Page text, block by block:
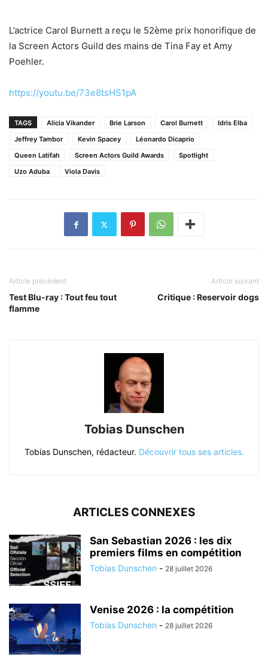
L’actrice Carol Burnett a reçu le 52ème prix honorifique de
la Screen Actors Guild des mains de Tina Fay et Amy
Poehler.
https://youtu.be/73e8tsHS1pA
TAGS Alicia Vikander Brie Larson Carol Burnett
Idris Elba
Jeffrey Tambor
Kevin Spacey
Léonardo Dicaprio
Queen Latifah
Screen Actors Guild Awards
Spotlight
Uzo Aduba
Viola Davis
Article précédent
Test Blu-ray : Tout feu tout
flamme
Article suivant
Critique : Reservoir dogs
Tobias Dunschen
Tobias Dunschen, rédacteur. Découvrir tous ses articles.
ARTICLES CONNEXES
San Sebastian 2026 : les dix
premiers films en compétition
Tobias Dunschen - 28 juillet 2026
Venise 2026 : la compétition
Tobias Dunschen - 28 juillet 2026